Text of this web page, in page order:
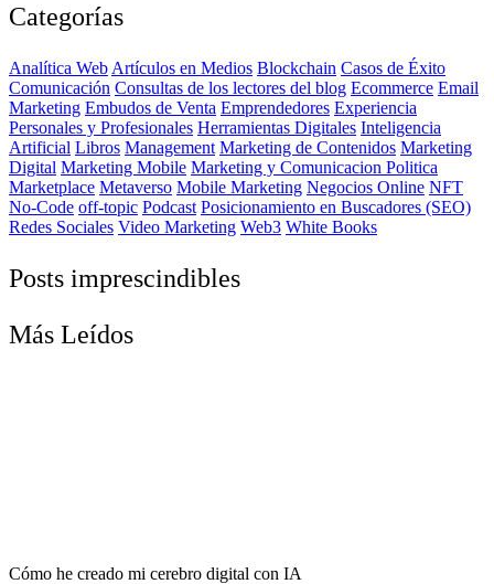
Categorías
Analítica Web Artículos en Medios Blockchain Casos de Éxito
Comunicación Consultas de los lectores del blog Ecommerce Email
Marketing Embudos de Venta Emprendedores Experiencia
Personales y Profesionales Herramientas Digitales Inteligencia
Artificial Libros Management Marketing de Contenidos Marketing
Digital Marketing Mobile Marketing y Comunicacion Politica
Marketplace Metaverso Mobile Marketing Negocios Online NFT
No-Code off-topic Podcast Posicionamiento en Buscadores (SEO)
Redes Sociales Video Marketing Web3 White Books
Posts imprescindibles
Más Leídos
Cómo he creado mi cerebro digital con IA